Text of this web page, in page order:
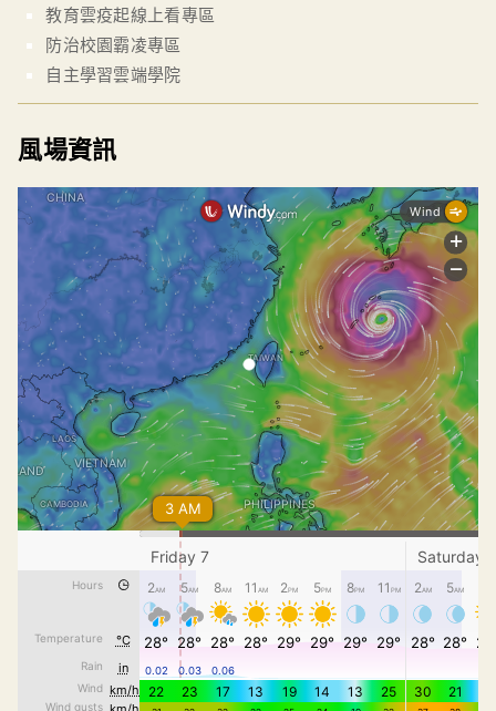
教育雲疫起線上看專區
防治校園霸凌專區
自主學習雲端學院
風場資訊